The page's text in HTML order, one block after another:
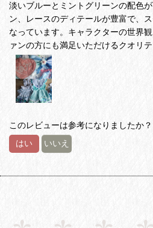
淡いブルーとミントグリーンの配色
ン、レースのディテールが豊富で、
なっています。キャラクターの世界
ァンの方にも満足いただけるクオリテ
このレビューは参考になりましたか？
はい いいえ